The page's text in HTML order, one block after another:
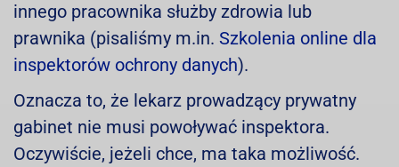
innego pracownika służby zdrowia lub
prawnika (pisaliśmy m.in. Szkolenia online dla
inspektorów ochrony danych).
Oznacza to, że lekarz prowadzący prywatny
gabinet nie musi powoływać inspektora.
Oczywiście, jeżeli chce, ma taka możliwość.